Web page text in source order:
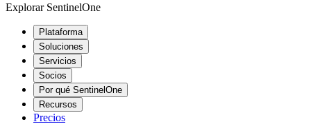
Explorar SentinelOne
Plataforma
Soluciones
Servicios
Socios
Por qué SentinelOne
Recursos
Precios